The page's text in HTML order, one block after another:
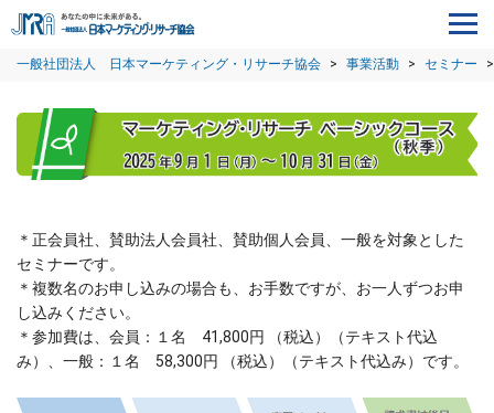
一般社団法人 日本マーケティング・リサーチ協会 > 事業活動 > セミナー >
＊正会員社、賛助法人会員社、賛助個人会員、一般を対象とした
セミナーです。
＊複数名のお申し込みの場合も、お手数ですが、お一人ずつお申
し込みください。
＊参加費は、会員：１名 41,800円 （税込）（テキスト代込
み）、一般：１名 58,300円 （税込）（テキスト代込み） です。